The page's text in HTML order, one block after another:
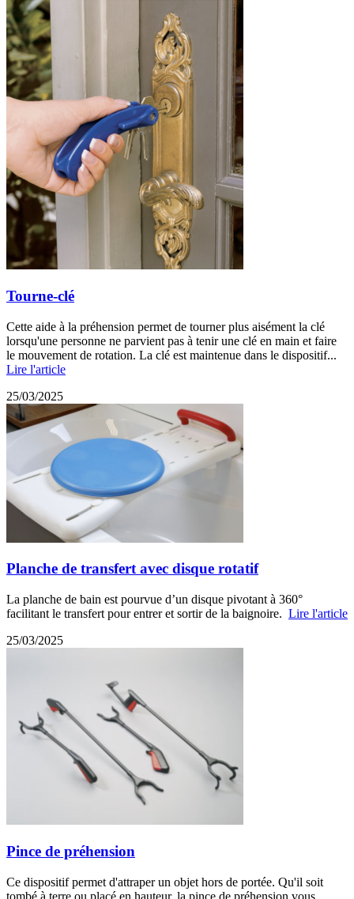
Tourne-clé
Cette aide à la préhension permet de tourner plus aisément la clé
lorsqu'une personne ne parvient pas à tenir une clé en main et faire
le mouvement de rotation. La clé est maintenue dans le dispositif...
Lire l'article
25/03/2025
Planche de transfert avec disque rotatif
La planche de bain est pourvue d’un disque pivotant à 360°
facilitant le transfert pour entrer et sortir de la baignoire. Lire l'article
25/03/2025
Pince de préhension
Ce dispositif permet d'attraper un objet hors de portée. Qu'il soit
tombé à terre ou placé en hauteur, la pince de préhension vous